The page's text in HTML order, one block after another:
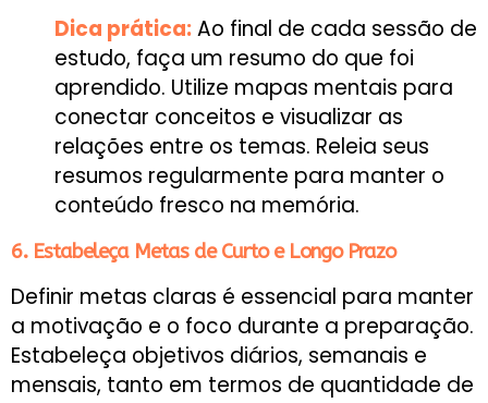
Dica prática:Ao final de cada sessão de
estudo, faça um resumo do que foi
aprendido. Utilize mapas mentais para
conectar conceitos e visualizar as
relações entre os temas. Releia seus
resumos regularmente para manter o
conteúdo fresco na memória.
6. Estabeleça Metas de Curto e Longo Prazo
Definir metas claras é essencial para manter
a motivação e o foco durante a preparação.
Estabeleça objetivos diários, semanais e
mensais, tanto em termos de quantidade de